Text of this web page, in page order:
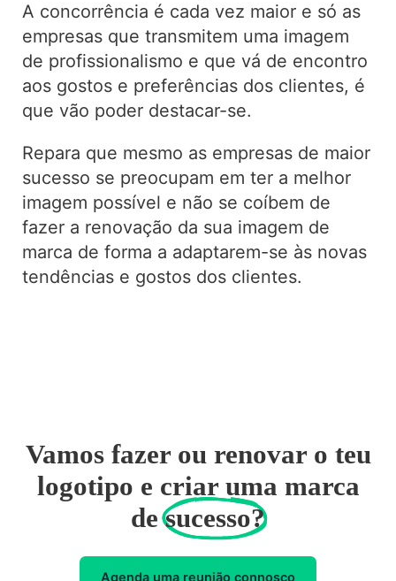
A concorrência é cada vez maior e só as
empresas que transmitem uma imagem
de profissionalismo e que vá de encontro
aos gostos e preferências dos clientes, é
que vão poder destacar-se.
Repara que mesmo as empresas de maior
sucesso se preocupam em ter a melhor
imagem possível e não se coíbem de
fazer a renovação da sua imagem de
marca de forma a adaptarem-se às novas
tendências e gostos dos clientes.
Vamos fazer ou renovar o teu
logotipo e criar uma marca
desucesso?
Agenda uma reunião connosco